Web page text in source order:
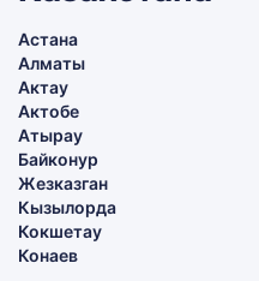
Астана
Алматы
Актау
Актобе
Атырау
Байконур
Жезказган
Кызылорда
Кокшетау
Конаев